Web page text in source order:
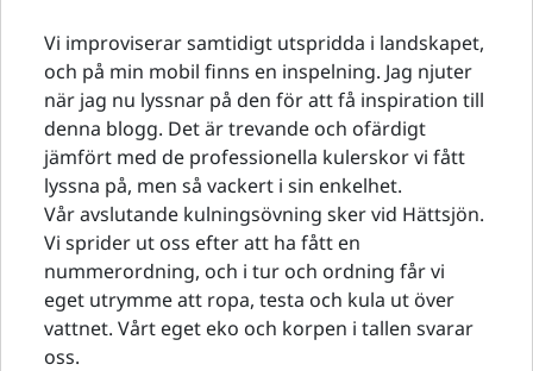
Vi improviserar samtidigt utspridda i landskapet,
och på min mobil finns en inspelning. Jag njuter
när jag nu lyssnar på den för att få inspiration till
denna blogg. Det är trevande och ofärdigt
jämfört med de professionella kulerskor vi fått
lyssna på, men så vackert i sin enkelhet.
Vår avslutande kulningsövning sker vid Hättsjön.
Vi sprider ut oss efter att ha fått en
nummerordning, och i tur och ordning får vi
eget utrymme att ropa, testa och kula ut över
vattnet. Vårt eget eko och korpen i tallen svarar
oss.